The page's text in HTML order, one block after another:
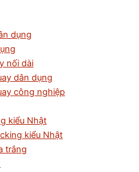
dụng
nối dài
dân dụng
công nghiệp
kiểu Nhật
kiểu Nhật
trắng